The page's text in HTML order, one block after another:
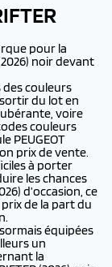
pour la
noir devant
couleurs
du lot en
voire
couleurs
PEUGEOT
prix de vente.
à porter
les chances
d’occasion, ce
de la part du
équipées
un
la